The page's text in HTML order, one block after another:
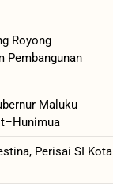
Royong
Pembangunan
Maluku
Perisai SI Kota